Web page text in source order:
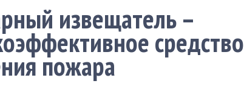
извещатель –
средство
пожара